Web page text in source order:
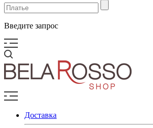
Введите запрос
Доставка